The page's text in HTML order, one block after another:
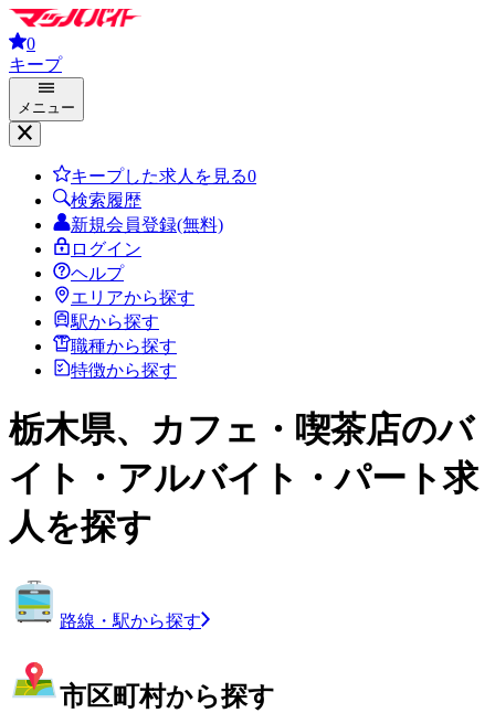
0
キープ
メニュー
キープした求人を見る0
検索履歴
新規会員登録(無料)
ログイン
ヘルプ
エリアから探す
駅から探す
職種から探す
特徴から探す
栃木県、カフェ・喫茶店のバ
イト・アルバイト・パート求
人を探す
路線・駅から探す
市区町村から探す